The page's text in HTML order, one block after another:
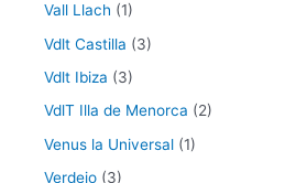
Vall Llach (1)
Vdlt Castilla (3)
Vdlt Ibiza (3)
VdlT Illa de Menorca (2)
Venus la Universal (1)
Verdejo (3)